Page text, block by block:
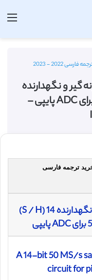
2022 - 2023
گیر و نگهدارنده
S / H) 14) بیتی 50ms/s برای ADC پایپی –
خرید ترجمه فارسی
مدار نمونه گیر و نگهدارنده S / H) 14)
A 14-bit 50 MS/s
circuit for